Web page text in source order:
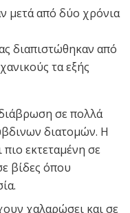
μετά από δύο χρόνια
διαπιστώθηκαν από
τα εξής
σε πολλά
διατομών. Η
πιο εκτεταμένη σε
βίδες όπου
χαλαρώσει και σε